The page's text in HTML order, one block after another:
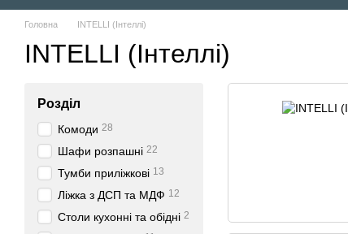
Головна INTELLI (Інтеллі)
INTELLI (Інтеллі)
Розділ
Комоди 28
Шафи розпашні 22
Тумби приліжкові 13
Ліжка з ДСП та МДФ 12
Столи кухонні та обідні 2